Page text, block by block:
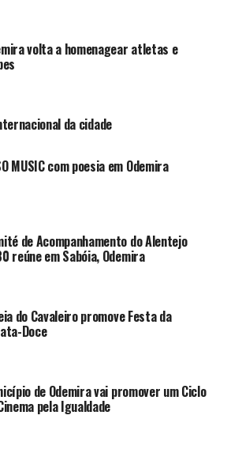
volta a homenagear atletas e
da cidade
MUSIC com poesia em Odemira
de Acompanhamento do Alentejo
reúne em Sabóia, Odemira
do Cavaleiro promove Festa da
Doce
de Odemira vai promover um Ciclo
pela Igualdade